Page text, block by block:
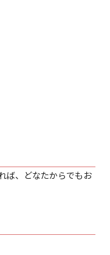
ば、どなたからでもお